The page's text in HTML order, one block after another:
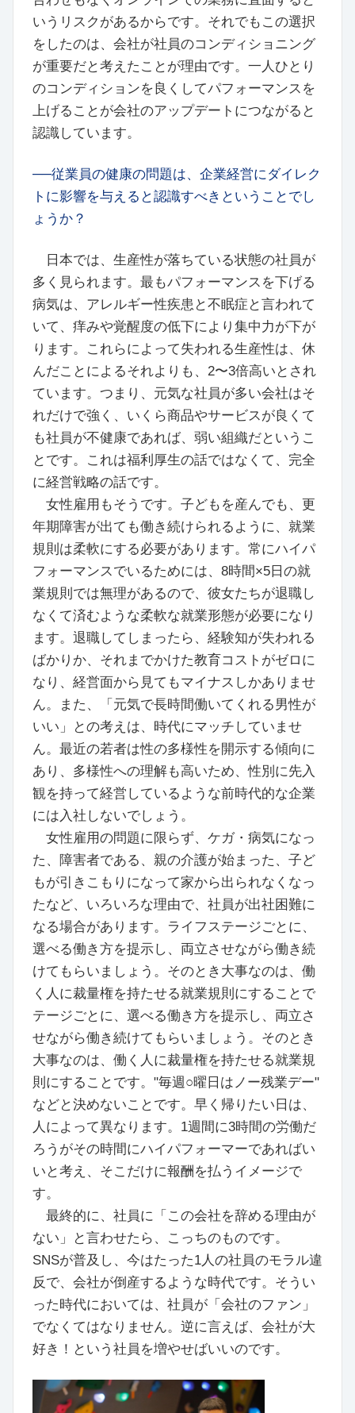
いうリスクがあるからです。それでもこの選択
をしたのは、会社が社員のコンディショニング
が重要だと考えたことが理由です。一人ひとり
のコンディションを良くしてパフォーマンスを
上げることが会社のアップデートにつながると
認識しています。
──従業員の健康の問題は、企業経営にダイレク
トに影響を与えると認識すべきということでし
ょうか？
日本では、生産性が落ちている状態の社員が
多く見られます。最もパフォーマンスを下げる
病気は、アレルギー性疾患と不眠症と言われて
いて、痒みや覚醒度の低下により集中力が下が
ります。これらによって失われる生産性は、休
んだことによるそれよりも、2〜3倍高いとされ
ています。つまり、元気な社員が多い会社はそ
れだけで強く、いくら商品やサービスが良くて
も社員が不健康であれば、弱い組織だというこ
とです。これは福利厚生の話ではなくて、完全
に経営戦略の話です。
女性雇用もそうです。子どもを産んでも、更
年期障害が出ても働き続けられるように、就業
規則は柔軟にする必要があります。常にハイパ
フォーマンスでいるためには、8時間×5日の就
業規則では無理があるので、彼女たちが退職し
なくて済むような柔軟な就業形態が必要になり
ます。退職してしまったら、経験知が失われる
ばかりか、それまでかけた教育コストがゼロに
なり、経営面から見てもマイナスしかありませ
ん。また、「元気で長時間働いてくれる男性が
いい」との考えは、時代にマッチしていませ
ん。最近の若者は性の多様性を開示する傾向に
あり、多様性への理解も高いため、性別に先入
観を持って経営しているような前時代的な企業
には入社しないでしょう。
女性雇用の問題に限らず、ケガ・病気になっ
た、障害者である、親の介護が始まった、子ど
もが引きこもりになって家から出られなくなっ
たなど、いろいろな理由で、社員が出社困難に
なる場合があります。ライフステージごとに、
選べる働き方を提示し、両立させながら働き続
けてもらいましょう。そのとき大事なのは、働
く人に裁量権を持たせる就業規則にすることで
テージごとに、選べる働き方を提示し、両立さ
せながら働き続けてもらいましょう。そのとき
大事なのは、働く人に裁量権を持たせる就業規
則にすることです。"毎週○曜日はノー残業デー"
などと決めないことです。早く帰りたい日は、
人によって異なります。1週間に3時間の労働だ
ろうがその時間にハイパフォーマーであればい
いと考え、そこだけに報酬を払うイメージで
す。
最終的に、社員に「この会社を辞める理由が
ない」と言わせたら、こっちのものです。
SNSが普及し、今はたった1人の社員のモラル違
反で、会社が倒産するような時代です。そうい
った時代においては、社員が「会社のファン」
でなくてはなりません。逆に言えば、会社が大
好き！という社員を増やせばいいのです。